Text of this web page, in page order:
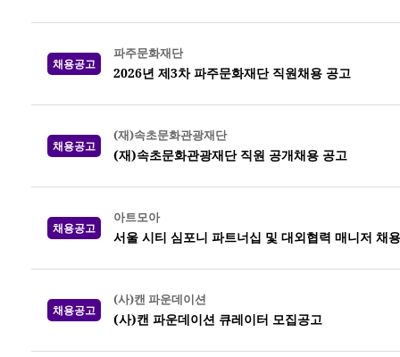
채용공고
파주문화재단
2026년 제3차 파주문화재단 직원채용 공고
채용공고
(재)속초문화관광재단
(재)속초문화관광재단 직원 공개채용 공고
채용공고
아트모아
서울 시티 심포니 파트너십 및 대외협력 매니저 채
채용공고
(사)캔 파운데이션
(사)캔 파운데이션 큐레이터 모집공고